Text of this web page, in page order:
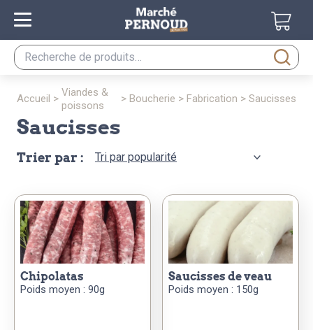
Recherche
pour :
accueil >
viandes &
poissons
> boucherie > fabrication > saucisses
saucisses
Trier par :
chipolatas
Poids moyen : 90g
saucisses de veau
Poids moyen : 150g